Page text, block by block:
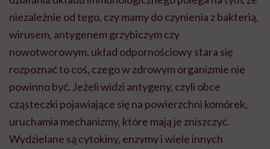
niezależnie od tego, czy mamy do czynienia z bakterią,
wirusem, antygenem grzybiczym czy
nowotworowym, układ odpornościowy stara się
rozpoznać to coś, czego w zdrowym organizmie nie
powinno być. Jeżeli widzi antygeny, czyli obce
cząsteczki pojawiające się na powierzchni komórek,
uruchamia mechanizmy, które mają je zniszczyć.
Wydzielane są cytokiny, enzymy i wiele innych